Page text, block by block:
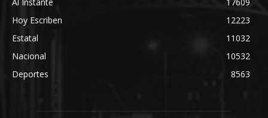
Hoy Escriben
12223
Estatal
11032
Nacional
10532
Deportes
8563